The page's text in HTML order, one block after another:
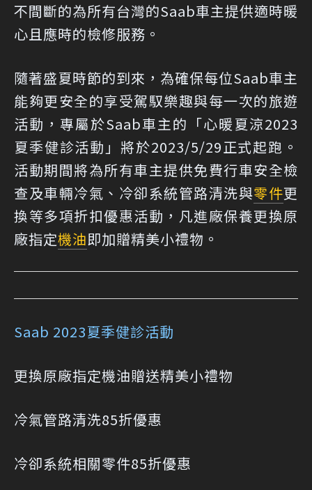
不間斷的為所有台灣的Saab車主提供適時暖
心且應時的檢修服務。
隨著盛夏時節的到來，為確保每位Saab車主
能夠更安全的享受駕馭樂趣與每一次的旅遊
活動，專屬於Saab車主的「心暖夏涼2023
夏季健診活動」將於2023/5/29正式起跑。
活動期間將為所有車主提供免費行車安全檢
查及車輛冷氣、冷卻系統管路清洗與零件更
換等多項折扣優惠活動，凡進廠保養更換原
廠指定機油即加贈精美小禮物。
Saab 2023夏季健診活動
更換原廠指定機油贈送精美小禮物
冷氣管路清洗85折優惠
冷卻系統相關零件85折優惠